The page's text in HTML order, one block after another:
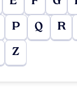
P Q R
Z